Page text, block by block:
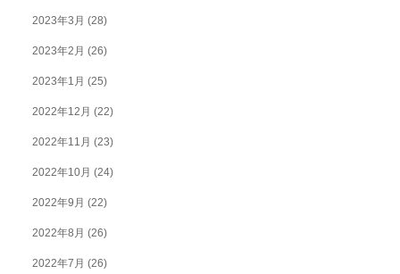
2023年3月 (28)
2023年2月 (26)
2023年1月 (25)
2022年12月 (22)
2022年11月 (23)
2022年10月 (24)
2022年9月 (22)
2022年8月 (26)
2022年7月 (26)